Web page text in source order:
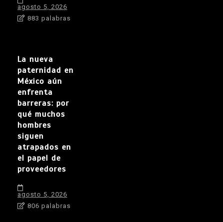
agosto 5, 2026
883 palabras
La nueva
paternidad en
México aún
enfrenta
barreras: por
qué muchos
hombres
siguen
atrapados en
el papel de
proveedores
agosto 5, 2026
806 palabras